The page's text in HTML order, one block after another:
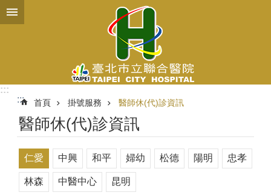
跳到主要內容區塊
:::
:::
首頁 掛號服務 醫師休(代)診資訊
醫師休(代)診資訊
仁愛 中興 和平 婦幼 松德 陽明 忠孝
林森 中醫中心 昆明